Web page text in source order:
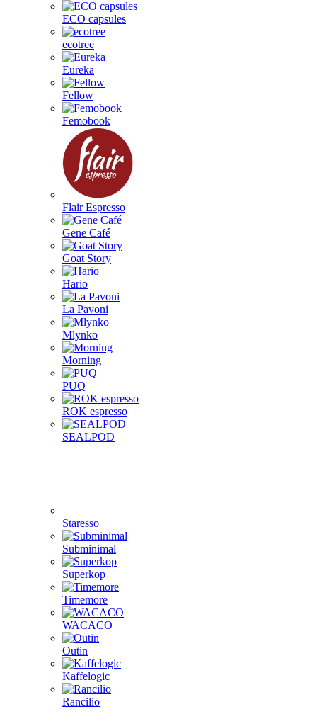
ECO capsules
ecotree
Eureka
Fellow
Femobook
Flair Espresso
Gene Café
Goat Story
Hario
La Pavoni
Mlynko
Morning
PUQ
ROK espresso
SEALPOD
Staresso
Subminimal
Superkop
Timemore
WACACO
Outin
Kaffelogic
Rancilio